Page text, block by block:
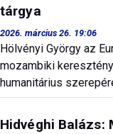
tárgya
2026. március 26. 19:06
Hölvényi György az
mozambiki
humanitárius
Hidvéghi Balázs: